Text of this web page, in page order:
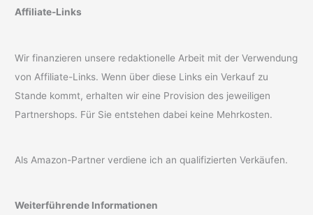
Affiliate-Links
Wir finanzieren unsere redaktionelle Arbeit mit der Verwendung
von Affiliate-Links. Wenn über diese Links ein Verkauf zu
Stande kommt, erhalten wir eine Provision des jeweiligen
Partnershops. Für Sie entstehen dabei keine Mehrkosten.
Als Amazon-Partner verdiene ich an qualifizierten Verkäufen.
Weiterführende Informationen